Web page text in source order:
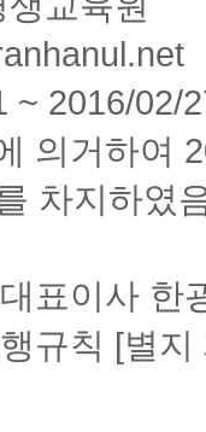
~ 2016/02/
의거하여
차지하였
표이사 한
규칙 [별지